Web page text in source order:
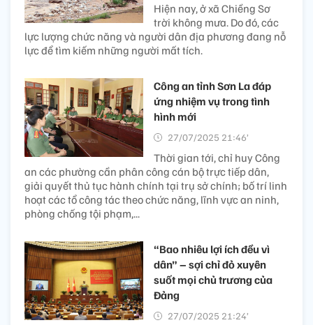
Hiện nay, ở xã Chiềng Sơ
trời không mưa. Do đó, các
lực lượng chức năng và người dân địa phương đang nỗ
lực để tìm kiếm những người mất tích.
Công an tỉnh Sơn La đáp
ứng nhiệm vụ trong tình
hình mới
27/07/2025 21:46’
Thời gian tới, chỉ huy Công
an các phường cần phân công cán bộ trực tiếp dân,
giải quyết thủ tục hành chính tại trụ sở chính; bố trí linh
hoạt các tổ công tác theo chức năng, lĩnh vực an ninh,
phòng chống tội phạm,...
“Bao nhiêu lợi ích đều vì
dân” – sợi chỉ đỏ xuyên
suốt mọi chủ trương của
Đảng
27/07/2025 21:24’